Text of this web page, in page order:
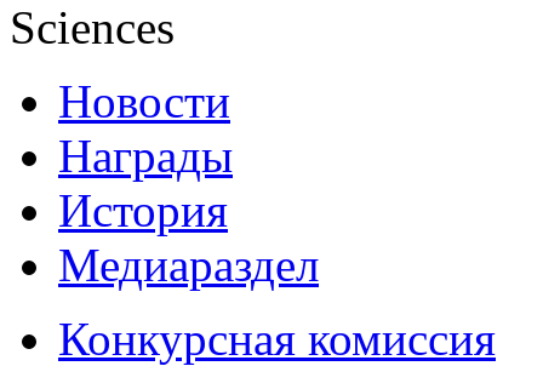
Sciences
Новости
Награды
История
Медиараздел
Конкурсная комиссия